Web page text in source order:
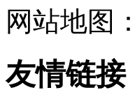
网站地图：
友情链接